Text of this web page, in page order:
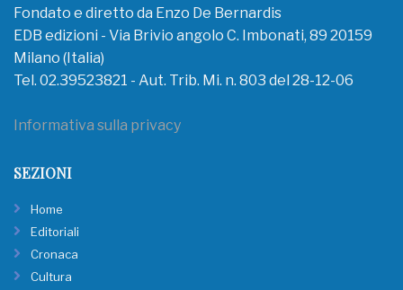
Fondato e diretto da Enzo De Bernardis
EDB edizioni - Via Brivio angolo C. Imbonati, 89 20159
Milano (Italia)
Tel. 02.39523821 - Aut. Trib. Mi. n. 803 del 28-12-06
Informativa sulla privacy
SEZIONI
Home
Editoriali
Cronaca
Cultura